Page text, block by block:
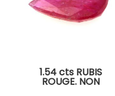
1.54 cts RUBIS
ROUGE. NON